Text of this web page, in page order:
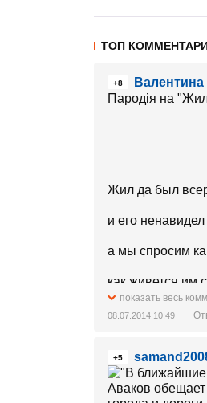
ТОП
+8
Валентина
Пародія на
Жил да был
и его
а мы спросим
как живется им
припев - путин
что *****, это
показать весь
08.07.2014 10:49
+5